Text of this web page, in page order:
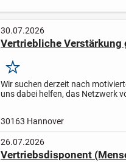
30.07.2026
Vertriebliche Verstärkung
Merken
Wir suchen derzeit nach
uns dabei helfen, das Netzwerk
30163 Hannover
26.07.2026
Vertriebsdisponent